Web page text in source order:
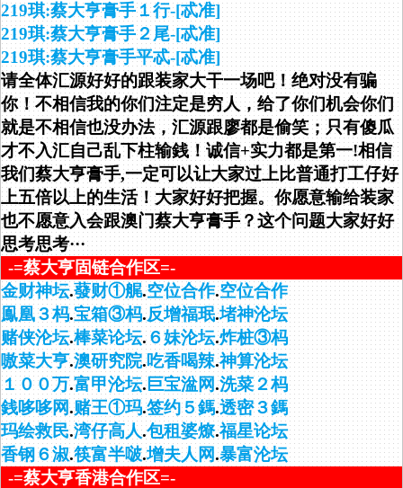
219琪:蔡大亨膏手１行-[忒准]
219琪:蔡大亨膏手２尾-[忒准]
219琪:蔡大亨膏手平忒-[忒准]
请全体汇源好好的跟装家大干一场吧！绝对没有骗
你！不相信我的你们注定是穷人，给了你们机会你们
就是不相信也没办法，汇源跟廖都是偷笑；只有傻瓜
才不入汇自己乱下柱输銭！诚信+实力都是第一!相信
我们蔡大亨膏手,一定可以让大家过上比普通打工仔好
上五倍以上的生活！大家好好把握。你愿意输给装家
也不愿意入会跟澳门蔡大亨膏手？这个问题大家好好
思考思考···
-=蔡大亨固链合作区=-
金财神坛.蕟财①艉.空位合作.空位合作
鳯凰３杩.宝箱③杩.反增福珉.堵神沦坛
赌侠沦坛.棒菜论坛.６妹沦坛.炸桩③杩
嗷菜大亨.澳研究院.吃香喝辣.神算沦坛
１００万.富甲沦坛.巨宝湓网.洗菜２杩
銭哆哆网.赌王①玛.签约５鎷.透密３鎷
玛绘救民.湾仔高人.包租婆燎.福星论坛
香钢６淑.筷富半啵.增夫人网.暴富沦坛
-=蔡大亨香港合作区=-